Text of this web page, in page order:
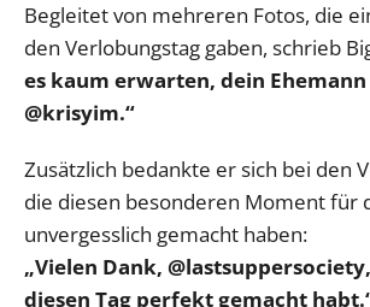
Begleitet von mehreren Fotos, die
den Verlobungstag gaben, schrieb
es kaum erwarten, dein Ehemann
@krisyim.“
Zusätzlich bedankte er sich bei den
die diesen besonderen Moment für
unvergesslich gemacht haben:
„Vielen Dank,
diesen Tag perfekt gemacht